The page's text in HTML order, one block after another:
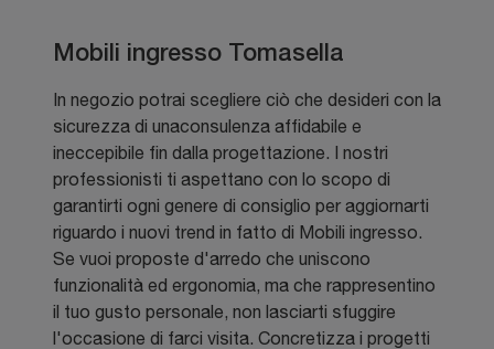
Mobili ingresso Tomasella
In negozio potrai scegliere ciò che desideri con la
sicurezza di unaconsulenza affidabile e
ineccepibile fin dalla progettazione. I nostri
professionisti ti aspettano con lo scopo di
garantirti ogni genere di consiglio per aggiornarti
riguardo i nuovi trend in fatto di Mobili ingresso.
Se vuoi proposte d'arredo che uniscono
funzionalità ed ergonomia, ma che rappresentino
il tuo gusto personale, non lasciarti sfuggire
l'occasione di farci visita. Concretizza i progetti